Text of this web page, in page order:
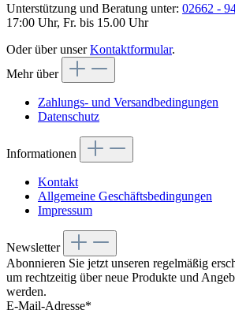
Unterstützung und Beratung unter: 02662 -
17:00 Uhr, Fr. bis 15.00 Uhr
Oder über unserKontaktformular.
Mehr über
Zahlungs- und Versandbedingungen
Datenschutz
Informationen
Kontakt
Allgemeine Geschäftsbedingungen
Impressum
Newsletter
Abonnieren Sie jetzt unseren regelmäßig
um rechtzeitig über neue Produkte und
werden.
E-Mail-Adresse*